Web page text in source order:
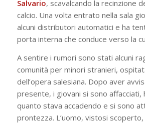
Salvario, scavalcando la recinzione
calcio. Una volta entrato nella sala
alcuni distributori automatici e ha
porta interna che conduce verso la
A sentire i rumori sono stati alcuni
comunità per minori stranieri,
dell’opera salesiana. Dopo aver
presente, i giovani si sono affacciati,
quanto stava accadendo e si sono
prontezza. L’uomo, vistosi